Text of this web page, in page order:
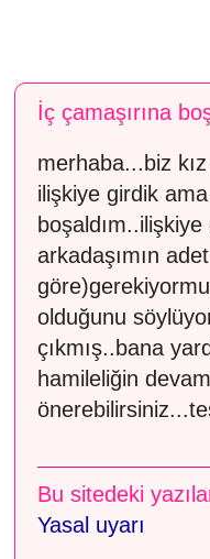
İç çamaşırına
merhaba...biz
ilişkiye girdik
arkadaşımın
olduğunu
çıkmış..bana
hamileliğin
Bu sitedeki
Yasal uyarı